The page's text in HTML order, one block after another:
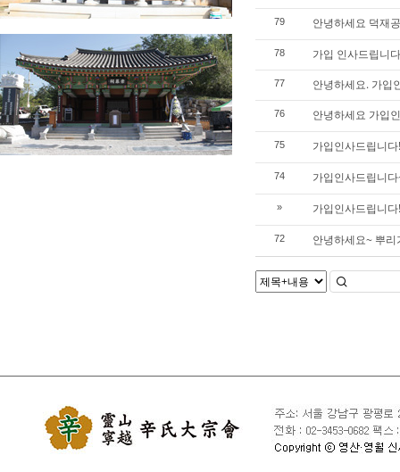
79 안녕하세요 덕재
78 가입 인사드립니
77 안녕하세요. 가입
76 안녕하세요 가입
75 가입인사드립니다!
74 가입인사드립니
» 가입인사드립니다!
72 안녕하세요~ 뿌